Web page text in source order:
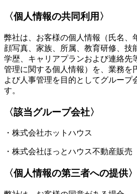
〈個人情報の共同利用〉
弊社は、お客様の個人情報（氏名、
顔写真、家族、所属、教育研修、技
学歴、キャリアプランおよび連絡先
管理に関する個人情報）を、業務を
よび人事管理を目的としてグループ
す。
〈該当グループ会社〉
・株式会社ホットハウス
・株式会社ほっとハウス不動産販売
〈個人情報の第三者への提供〉